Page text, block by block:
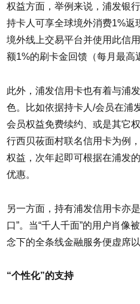
权益方面，举例来说，浦发银
持卡人可享全球境外消费1%返
境外线上交易平台并使用此信
额1%的刷卡金回馈（每月最高
此外，浦发信用卡也有着与浦
色。比如依据持卡人/会员在浦
会员权益免费续约、或是其它
行西贝莜面村联名信用卡为例
权益，次年起即可根据在浦发
优惠。
另一方面，持有浦发信用卡亦
口”。当“千人千面”的用户肖像
念下的全条线金融服务便虚席以
“个性化”的支持